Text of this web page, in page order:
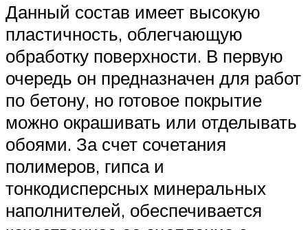
Данный состав имеет высокую
пластичность, облегчающую
обработку поверхности. В первую
очередь он предназначен для работ
по бетону, но готовое покрытие
можно окрашивать или отделывать
обоями. За счет сочетания
полимеров, гипса и
тонкодисперсных минеральных
наполнителей, обеспечивается